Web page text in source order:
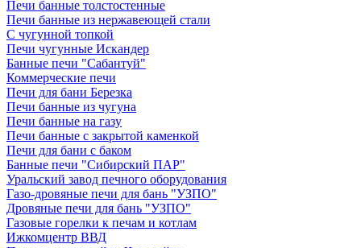
Печи банные толстостенные
Печи банные из нержавеющей стали
С чугунной топкой
Печи чугунные Искандер
Банные печи "Сабантуй"
Коммерческие печи
Печи для бани Березка
Печи банные из чугуна
Печи банные на газу
Печи банные с закрытой каменкой
Печи для бани с баком
Банные печи "Сибирский ПАР"
Уральский завод печного оборудования
Газо-дровяные печи для бань "УЗПО"
Дровяные печи для бань "УЗПО"
Газовые горелки к печам и котлам
Ижкомцентр ВВД